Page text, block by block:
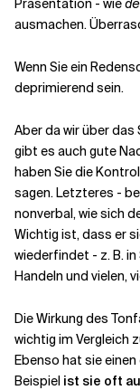
ausmachen.
Wenn Sie ein
deprimierend sein.
Aber da wir über
gibt es auch gute
haben Sie die
sagen. Letzteres -
nonverbal, wie sich
Wichtig ist, dass er
wiederfindet - z. B.
Handeln und vielen,
Die Wirkung des
wichtig im Vergleich
Ebenso hat sie
Beispiel ist sie oft